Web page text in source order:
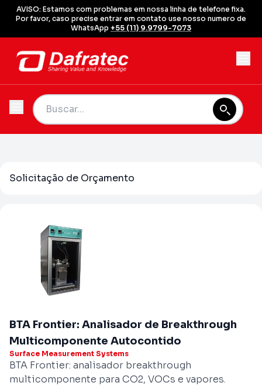
AVISO: Estamos com problemas em nossa linha de telefone fixa.
Por favor, caso precise entrar em contato use nosso numero de
WhatsApp +55 (11) 9.9799-7073
Solicitação de Orçamento
BTA Frontier: Analisador de Breakthrough
Multicomponente Autocontido
Surface Measurement Systems
BTA Frontier: analisador breakthrough
multicomponente para CO2, VOCs e vapores.